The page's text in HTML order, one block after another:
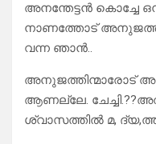
അനന്തേട്ടൻ കൊച്ചേ
നാണത്തോട്
വന്ന ഞാൻ..
അനുജത്തിന്മാരോട്
ആണല്ലേ.
ശ്വാസത്തിൽ മ,